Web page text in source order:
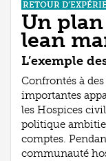
RETOUR
Un
lean
L’exemple
Confrontés à
importantes
les Hospices
politique
comptes.
communauté